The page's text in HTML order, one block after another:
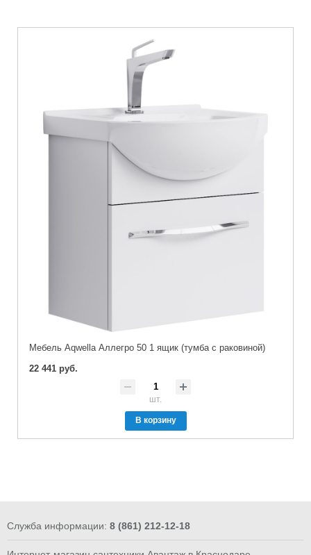
Мебель Aqwella Аллегро 50 1 ящик (тумба с раковиной)
22 441 руб.
шт.
В корзину
Служба информации: 8 (861) 212-12-18